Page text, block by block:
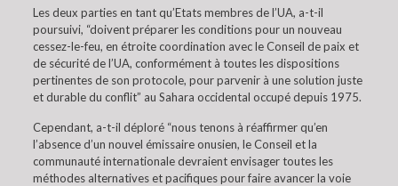
Les deux parties en tant qu’Etats membres de l’UA, a-t-il
poursuivi, “doivent préparer les conditions pour un nouveau
cessez-le-feu, en étroite coordination avec le Conseil de paix et
de sécurité de l’UA, conformément à toutes les dispositions
pertinentes de son protocole, pour parvenir à une solution juste
et durable du conflit” au Sahara occidental occupé depuis 1975.
Cependant, a-t-il déploré “nous tenons à réaffirmer qu’en
l’absence d’un nouvel émissaire onusien, le Conseil et la
communauté internationale devraient envisager toutes les
méthodes alternatives et pacifiques pour faire avancer la voie